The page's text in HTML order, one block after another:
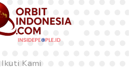
Ikuti Kami